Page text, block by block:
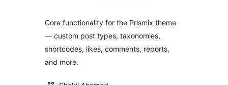
Core functionality for the Prismix theme
— custom post types, taxonomies,
shortcodes, likes, comments, reports,
and more.